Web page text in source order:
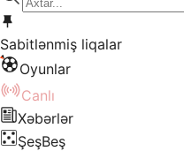
Sabitlənmiş liqalar
Oyunlar
Canlı
Xəbərlər
ŞeşBeş